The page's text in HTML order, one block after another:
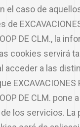
el caso de
de
DE CLM., la
cookies servirá
acceder a las
EXCAVACIONES
DE CLM. pone
los servicios. La